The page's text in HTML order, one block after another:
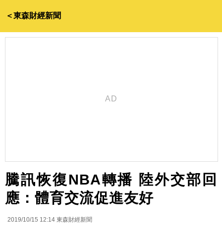
＜東森財經新聞
騰訊恢復NBA轉播 陸外交部回
應：體育交流促進友好
2019/10/15 12:14 東森財經新聞